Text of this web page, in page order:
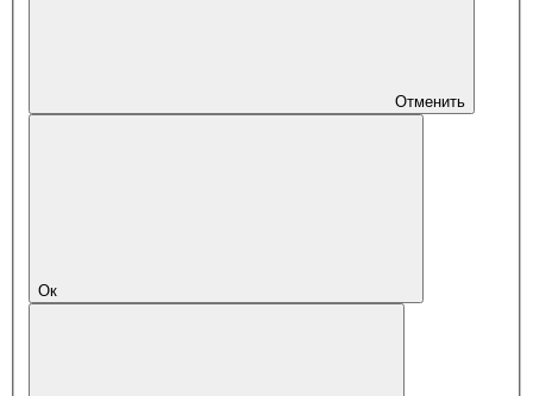
Отменить
Ок